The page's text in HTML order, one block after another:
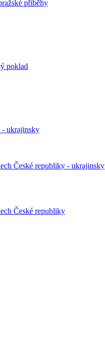
příběhy
poklad
- ukrajinsky
České republiky - ukrajinsky
České republiky